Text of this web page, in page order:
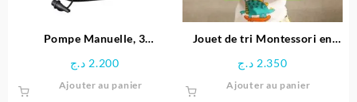
Pompe Manuelle, 3
Plastique – Noir
2.200 د.ج
Ajouter au panier
Jouet de tri Montessori en
2.350 د.ج
Ajouter au panier